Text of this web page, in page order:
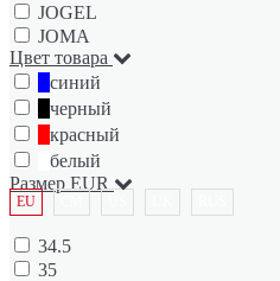
JOGEL
JOMA
Цвет товара
синий
черный
красный
белый
Размер EUR
EU
34.5
35